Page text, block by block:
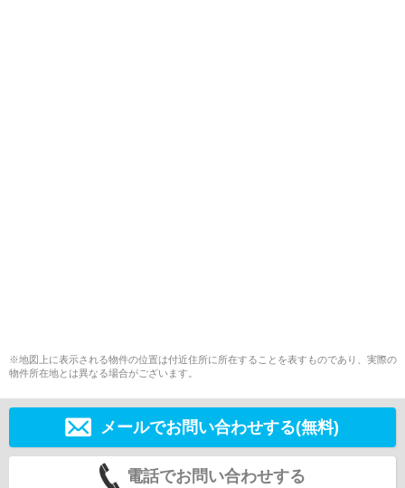
※地図上に表示される物件の位置は付近住所に所在することを表すものであり、実際の
物件所在地とは異なる場合がございます。
メールでお問い合わせする(無料)
電話でお問い合わせする